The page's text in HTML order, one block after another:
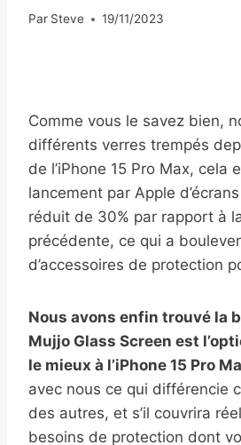
Par Steve 19/11/2023
Comme vous le savez bien,
différents verres trempés
de l’iPhone 15 Pro Max, cela
lancement par Apple
réduit de 30% par rapport à
précédente, ce qui a
d’accessoires de protection
Nous avons enfin trouvé la
Mujjo Glass Screen est
le mieux à l’iPhone 15 Pro
avec nous ce qui différencie
des autres, et s’il couvrira
besoins de protection dont